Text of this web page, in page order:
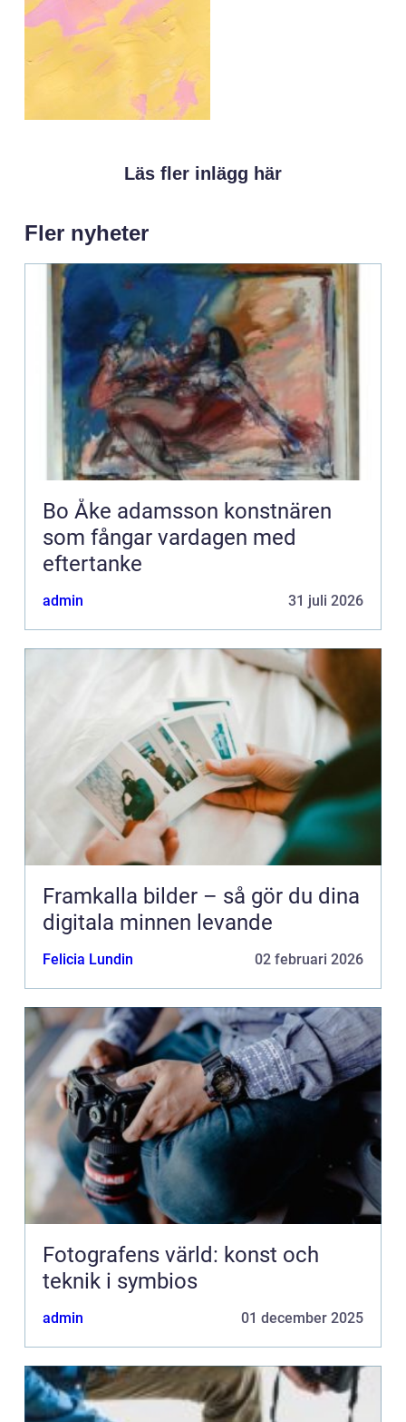
Läs fler inlägg här
Fler nyheter
Bo Åke adamsson konstnären
som fångar vardagen med
eftertanke
admin 31 juli 2026
Framkalla bilder – så gör du dina
digitala minnen levande
Felicia Lundin 02 februari 2026
Fotografens värld: konst och
teknik i symbios
admin 01 december 2025